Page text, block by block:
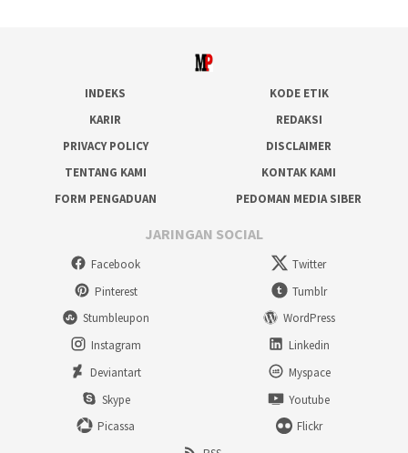
INDEKS
KODE ETIK
KARIR
REDAKSI
PRIVACY POLICY
DISCLAIMER
TENTANG KAMI
KONTAK KAMI
FORM PENGADUAN
PEDOMAN MEDIA SIBER
JARINGAN SOCIAL
Facebook
Twitter
Pinterest
Tumblr
Stumbleupon
WordPress
Instagram
Linkedin
Deviantart
Myspace
Skype
Youtube
Picassa
Flickr